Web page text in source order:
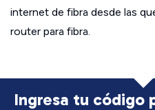
internet de fibra desde las
router para fibra.
Ingresa tu código